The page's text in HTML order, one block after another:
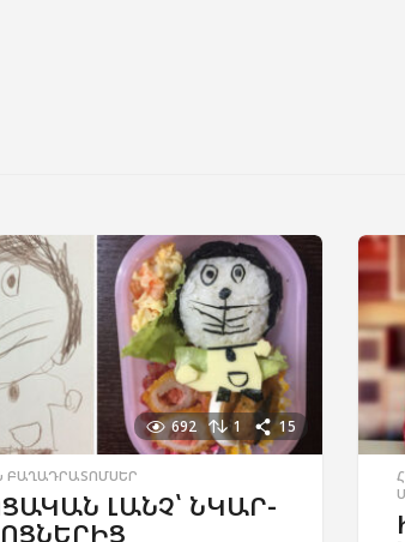
692 1 15
ԲԱՂԱԴՐԱՏՈՄՍԵՐ
ԼԱՆՉ՝ ՆԿԱՐ-